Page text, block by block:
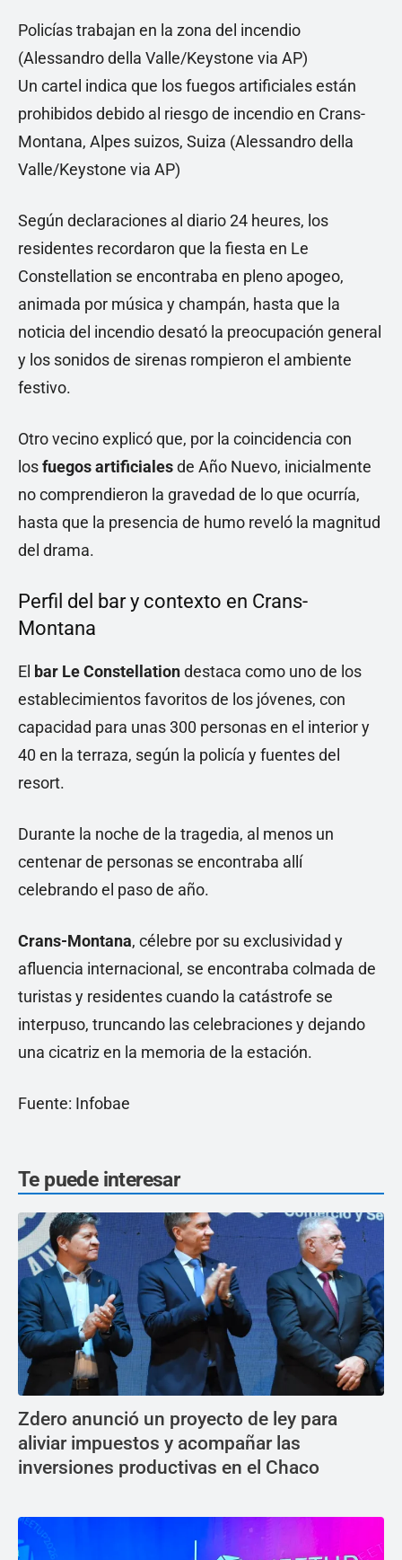
Policías trabajan en la zona del incendio
(Alessandro della Valle/Keystone via AP)
Un cartel indica que los fuegos artificiales están
prohibidos debido al riesgo de incendio en Crans-
Montana, Alpes suizos, Suiza (Alessandro della
Valle/Keystone via AP)
Según declaraciones al diario 24 heures, los
residentes recordaron que la fiesta en Le
Constellation se encontraba en pleno apogeo,
animada por música y champán, hasta que la
noticia del incendio desató la preocupación general
y los sonidos de sirenas rompieron el ambiente
festivo.
Otro vecino explicó que, por la coincidencia con
losfuegos artificialesde Año Nuevo, inicialmente
no comprendieron la gravedad de lo que ocurría,
hasta que la presencia de humo reveló la magnitud
del drama.
Perfil del bar y contexto en Crans-
Montana
El bar Le Constellationdestaca como uno de los
establecimientos favoritos de los jóvenes, con
capacidad para unas 300 personas en el interior y
40 en la terraza, según la policía y fuentes del
resort.
Durante la noche de la tragedia, al menos un
centenar de personas se encontraba allí
celebrando el paso de año.
Crans-Montana, célebre por su exclusividad y
afluencia internacional, se encontraba colmada de
turistas y residentes cuando la catástrofe se
interpuso, truncando las celebraciones y dejando
una cicatriz en la memoria de la estación.
Fuente: Infobae
Te puede interesar
Zdero anunció un proyecto de ley para
aliviar impuestos y acompañar las
inversiones productivas en el Chaco